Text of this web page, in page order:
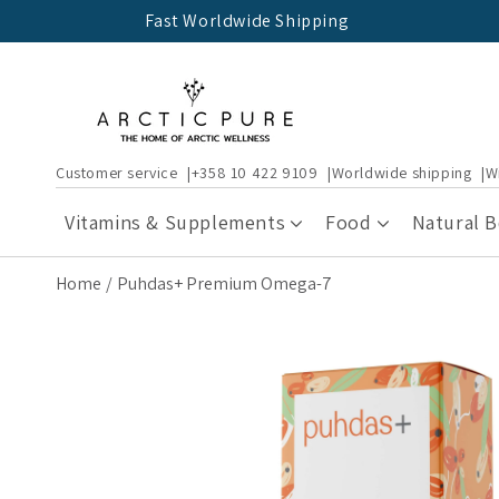
Fast Worldwide Shipping
Customer service +358 10 422 9109 Worldwide shipping
Vitamins & Supplements Food Natural
Home Puhdas+ Premium Omega-7